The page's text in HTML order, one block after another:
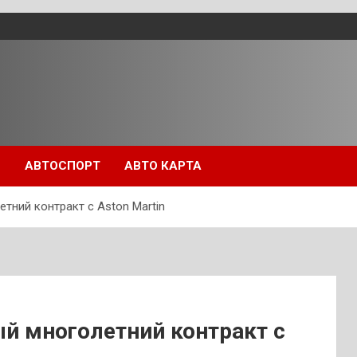
АВТОСПОРТ АВТО КАРТА
контракт с Aston Martin
многолетний контракт с